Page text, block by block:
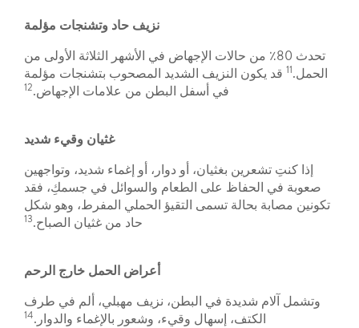
نزيف حاد وتشنجات مؤلمة
تحدث 80٪ من حالات الإجهاض في الأشهر الثلاثة الأولى من
الحمل.11 قد يكون النزيف الشديد المصحوب بتشنجات مؤلمة
في أسفل البطن من علامات الإجهاض.12
غثيان وقيء شديد
إذا كنتِ تشعرين بغثيان، أو دوار، أو إغماء شديد، وتواجهين
صعوبة في الحفاظ على الطعام والسوائل في جسمكِ، فقد
تكونين مصابة بحالة تسمى التقيؤ الحملي المفرط، وهو شكل
حاد من غثيان الصباح.13
أعراض الحمل خارج الرحم
وتشمل آلام شديدة في البطن، نزيف مهبلي، ألم في طرف
الكتف، إسهال وقيء، وشعور بالإغماء والدوار.14